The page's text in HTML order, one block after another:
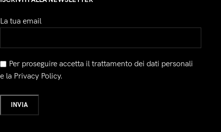
La tua email
Per proseguire accetta il trattamento dei dati personali
e la Privacy Policy.